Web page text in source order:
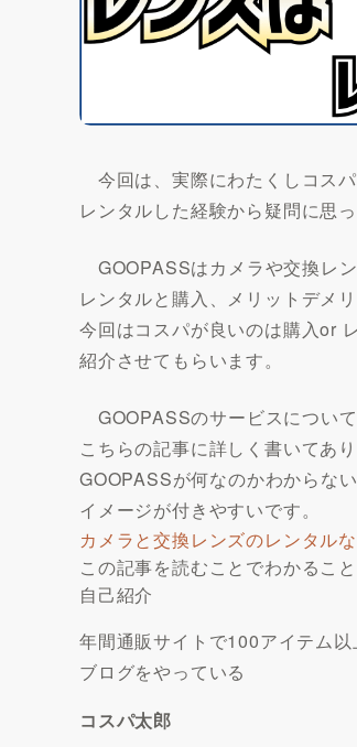
今回は、実際にわたくしコス
レンタルした経験から疑問に思
GOOPASSはカメラや交換レ
レンタルと購入、メリットデメ
今回はコスパが良いのは購入or
紹介させてもらいます。
GOOPASSのサービスについて
こちらの記事に詳しく書いてあり
GOOPASSが何なのかわからな
イメージが付きやすいです。
カメラと交換レンズのレンタル
この記事を読むことでわかること
自己紹介
年間通販サイト で100アイテム以
ブログをやっている
コスパ太郎